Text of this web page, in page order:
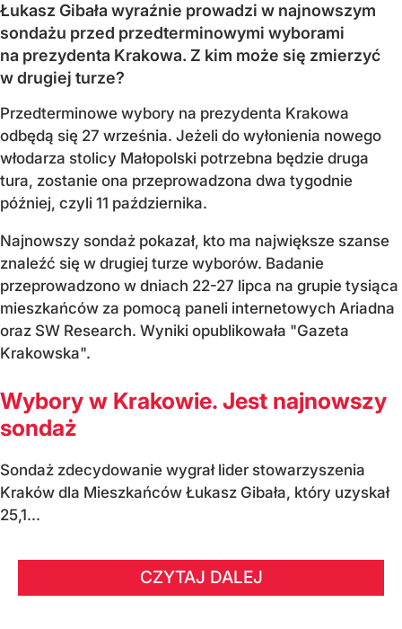
Łukasz Gibała wyraźnie prowadzi w najnowszym
sondażu przed przedterminowymi wyborami
na prezydenta Krakowa. Z kim może się zmierzyć
w drugiej turze?
Przedterminowe wybory na prezydenta Krakowa
odbędą się 27 września. Jeżeli do wyłonienia nowego
włodarza stolicy Małopolski potrzebna będzie druga
tura, zostanie ona przeprowadzona dwa tygodnie
później, czyli 11 października.
Najnowszy sondaż pokazał, kto ma największe szanse
znaleźć się w drugiej turze wyborów. Badanie
przeprowadzono w dniach 22-27 lipca na grupie tysiąca
mieszkańców za pomocą paneli internetowych Ariadna
oraz SW Research. Wyniki opublikowała "Gazeta
Krakowska".
Wybory w Krakowie. Jest najnowszy
sondaż
Sondaż zdecydowanie wygrał lider stowarzyszenia
Kraków dla Mieszkańców Łukasz Gibała, który uzyskał
25,1...
CZYTAJ DALEJ